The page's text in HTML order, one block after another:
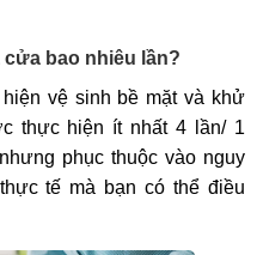
bao nhiêu lần?
vệ sinh bề mặt và khử
thực hiện ít nhất 4 lần/ 1
phục thuộc vào nguy
tế mà bạn có thể điều